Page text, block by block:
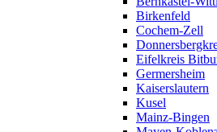
Birkenfeld
Cochem-Zell
Eifelkreis
Germersheim
Kaiserslautern
Kusel
Mainz-Bingen